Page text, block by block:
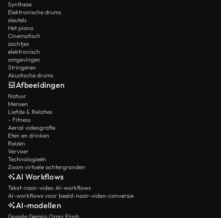
Synthese
Elektronische drums
sleutels
Het piano
Cinematisch
zachtjes
elektronisch
omgevingen
Stringeren
Akustische drums
Afbeeldingen
Natuur
Mensen
Liefde & Relaties
- Fitness
Aerial videografie
Eten en drinken
Reizen
Vervoer
Technologieën
Zoom virtuele achtergronden
AI Workflows
Tekst-naar-video AI-workflows
AI-workflows voor beeld-naar-video-conversie
AI-modellen
Google Gemini Omni Flash